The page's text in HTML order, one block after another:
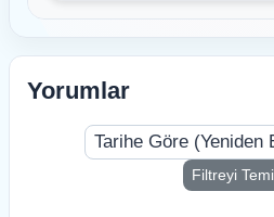
Yorumlar
Filtreyi